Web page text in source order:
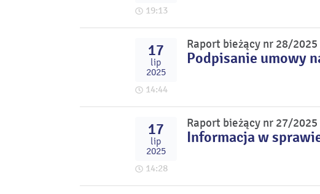
19:13
17
lip
2025
14:44
Raport bieżący nr 28/2025
Podpisanie umowy
17
lip
2025
14:28
Raport bieżący nr 27/2025
Informacja w